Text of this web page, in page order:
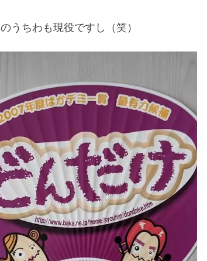
うちわも現役ですし（笑）